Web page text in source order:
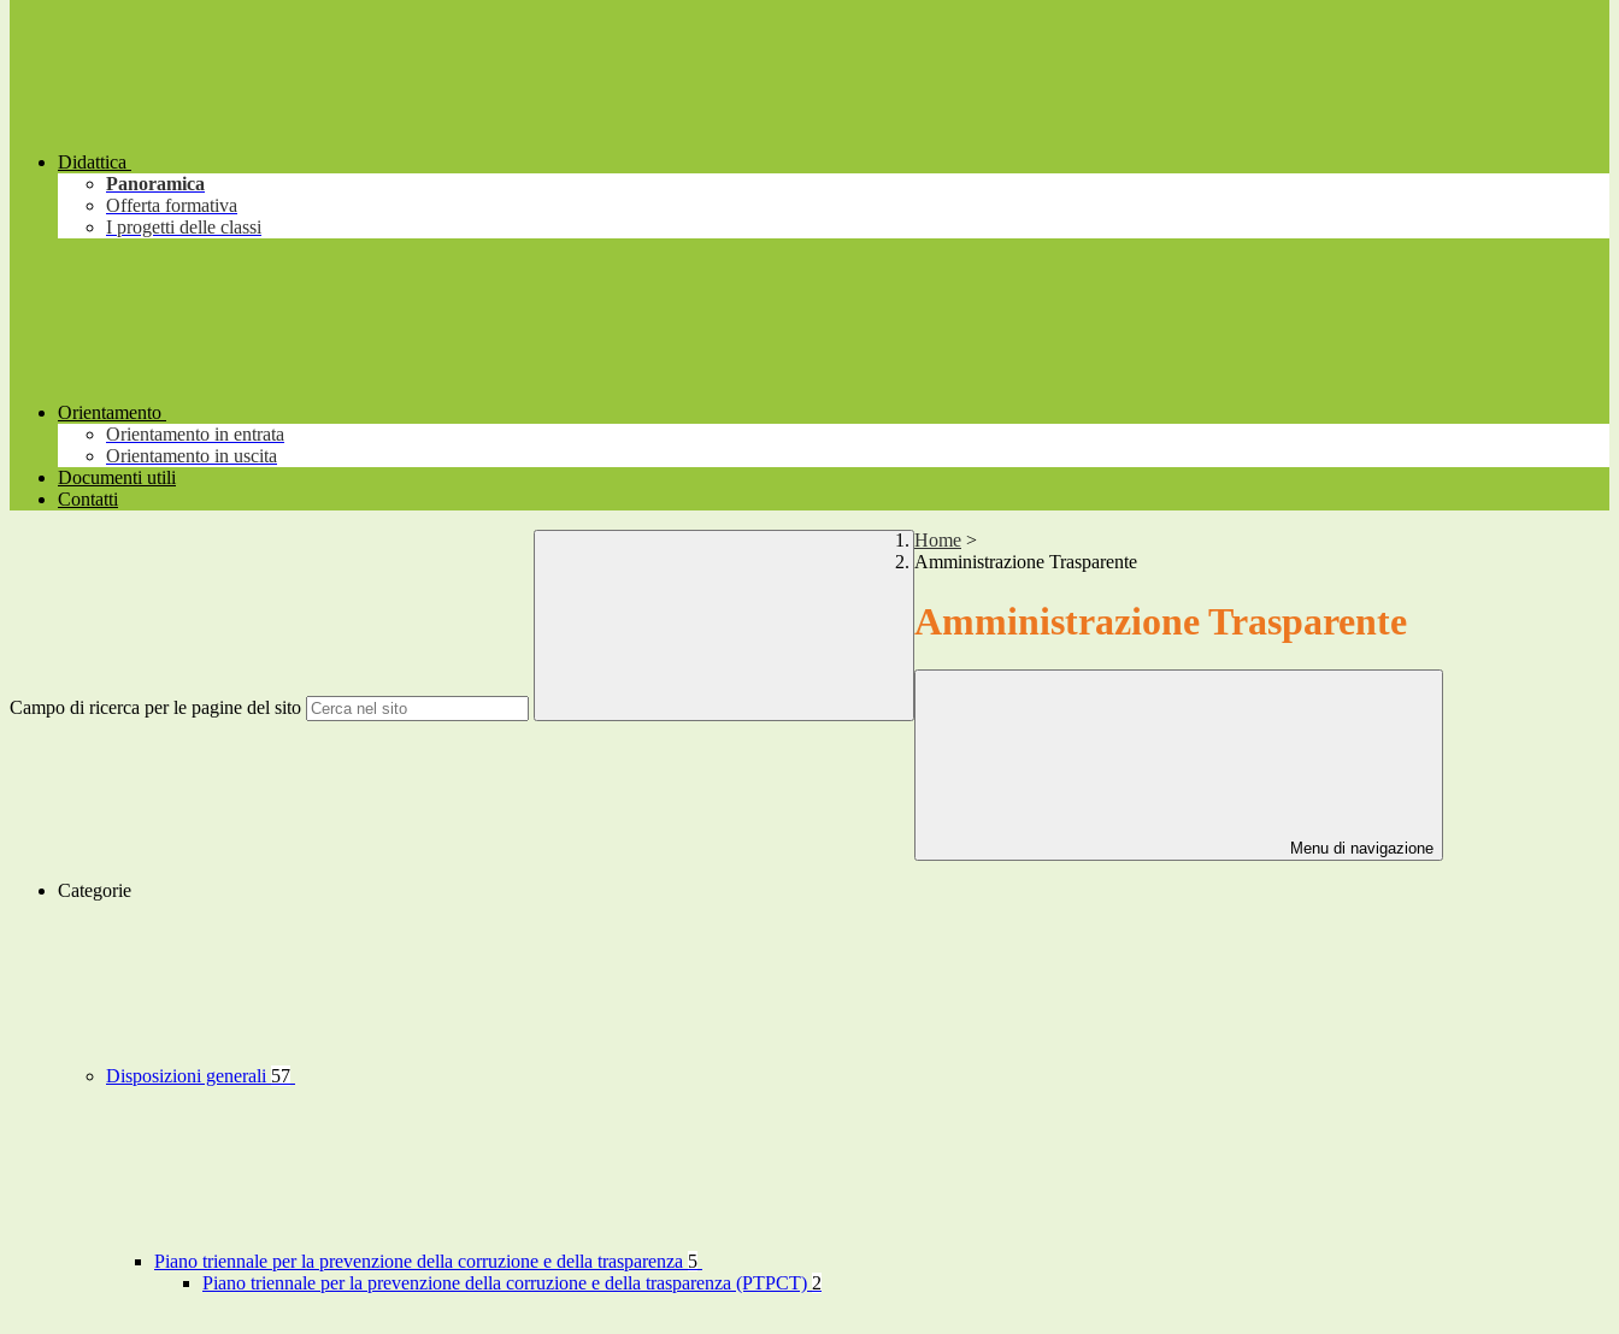
Didattica
Panoramica
Offerta formativa
I progetti delle classi
Orientamento
Orientamento in entrata
Orientamento in uscita
Documenti utili
Contatti
Campo di ricerca per le pagine del sito
Home >
Amministrazione Trasparente
Amministrazione Trasparente
Menu di navigazione
Categorie
Disposizioni generali 57
Piano triennale per la prevenzione della corruzione e della trasparenza 5
Piano triennale per la prevenzione della corruzione e della trasparenza (PTPCT) 2